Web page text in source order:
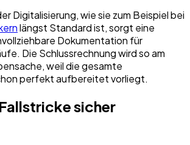
Digitalisierung, wie sie zum Beispiel bei
längst Standard ist, sorgt eine
Dokumentation für
Die Schlussrechnung wird so am
weil die gesamte
perfekt aufbereitet vorliegt.
sicher